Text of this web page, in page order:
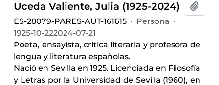
Uceda Valiente, Julia (1925-2024)
ES-28079-PARES-AUT-161615 · Persona ·
1925-10-222024-07-21
Poeta, ensayista, crítica literaria y profesora de
lengua y literatura españolas.
Nació en Sevilla en 1925. Licenciada en Filosofía
y Letras por la Universidad de Sevilla (1960), en